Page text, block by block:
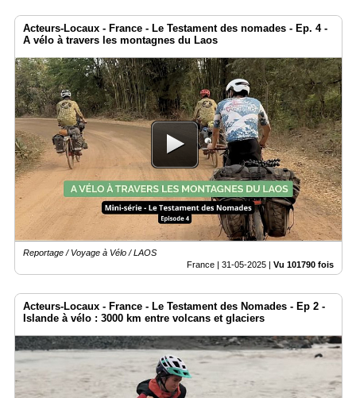
Acteurs-Locaux - France - Le Testament des nomades - Ep. 4 -
A vélo à travers les montagnes du Laos
Reportage / Voyage à Vélo / LAOS
France | 31-05-2025 | Vu 101790 fois
Acteurs-Locaux - France - Le Testament des Nomades - Ep 2 -
Islande à vélo : 3000 km entre volcans et glaciers